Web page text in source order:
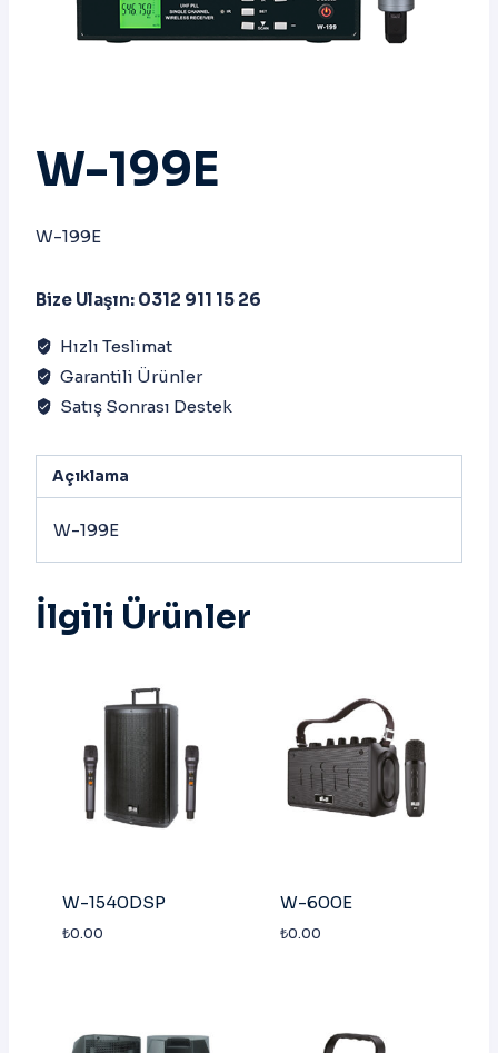
W-199E
W-199E
Bize Ulaşın: 0312 911 15 26
Hızlı Teslimat
Garantili Ürünler
Satış Sonrası Destek
Açıklama
W-199E
İlgili Ürünler
W-1540DSP
₺0.00
W-600E
₺0.00